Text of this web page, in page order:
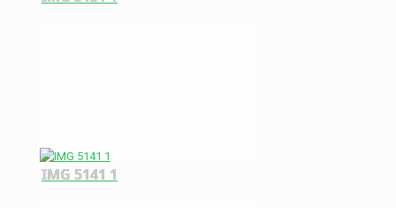
IMG 5141 1